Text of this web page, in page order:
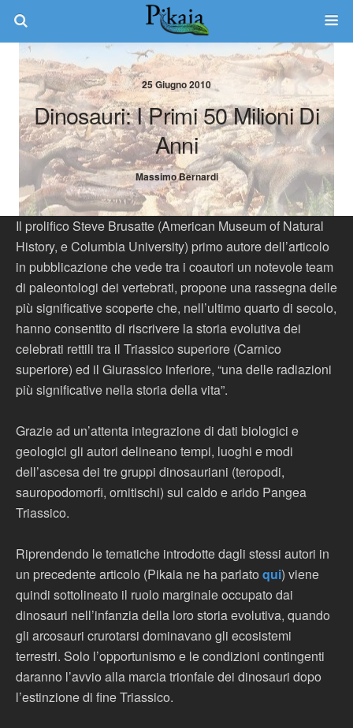
25 Giugno 2010
Dinosauri: I Primi 50 Milioni Di
Anni
Massimo Bernardi
Il prolifico Steve Brusatte (American Museum of Natural
History, e Columbia University) primo autore dell’articolo
in pubblicazione che vede tra i coautori un notevole team
di paleontologi dei vertebrati, propone una rassegna delle
più significative scoperte che, nell’ultimo quarto di secolo,
hanno consentito di riscrivere la storia evolutiva dei
celebrati rettili tra il Triassico superiore (Carnico
superiore) ed il Giurassico inferiore, “una delle radiazioni
più significative nella storia della vita”.
Grazie ad un’attenta integrazione di dati biologici e
geologici gli autori delineano tempi, luoghi e modi
dell’ascesa dei tre gruppi dinosauriani (teropodi,
sauropodomorfi, ornitischi) sul caldo e arido Pangea
Triassico.
Riprendendo le tematiche introdotte dagli stessi autori in
un precedente articolo (Pikaia ne ha parlato qui) viene
quindi sottolineato il ruolo marginale occupato dai
dinosauri nell’infanzia della loro storia evolutiva, quando
gli arcosauri crurotarsi dominavano gli ecosistemi
terrestri. Solo l’opportunismo e le condizioni contingenti
daranno l’avvio alla marcia trionfale dei dinosauri dopo
l’estinzione di fine Triassico.